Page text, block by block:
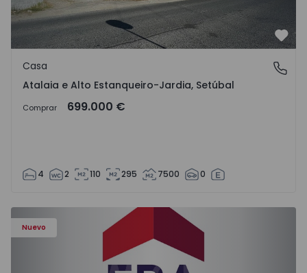
Atalaia e Alto Estanqueiro-Jardia, Setúbal
Casa
Atalaia e Alto Estanqueiro-Jardia, Setúbal
Comprar 699.000 €
4 2 110 295 7500 0
Nuevo
Apartamento T0 Paredes, Gandra - 1575265 - 1